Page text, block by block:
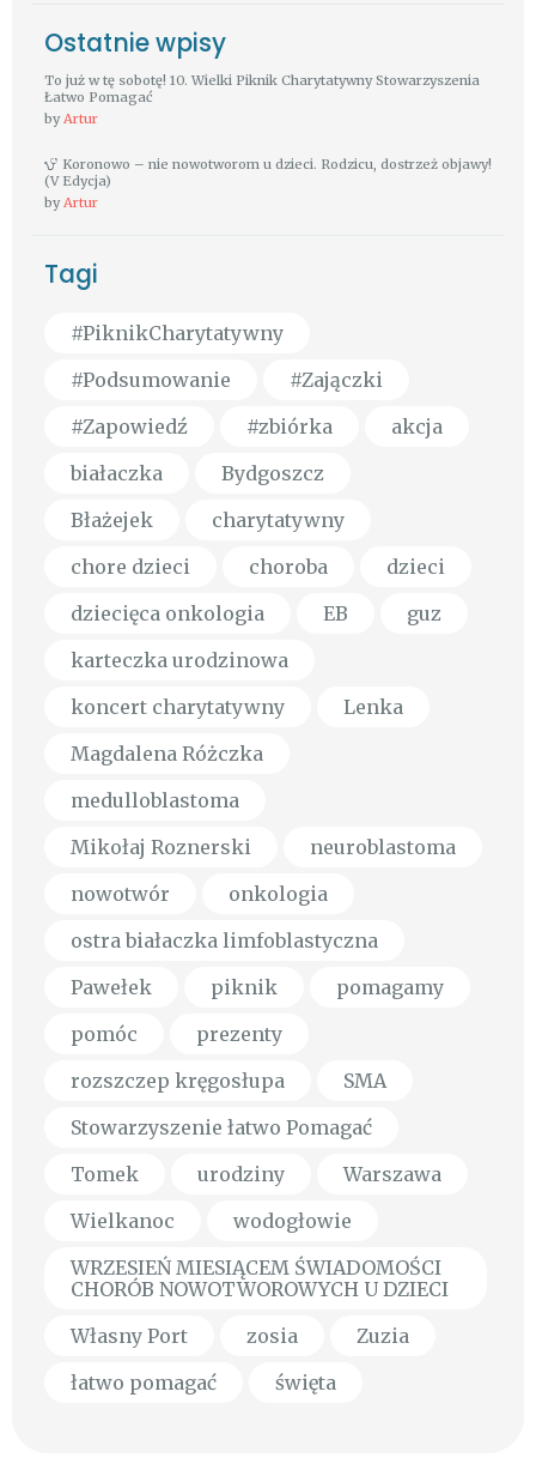
Ostatnie wpisy
To już w tę sobotę! 10. Wielki Piknik Charytatywny Stowarzyszenia
Łatwo Pomagać
by Artur
Koronowo – nie nowotworom u dzieci. Rodzicu, dostrzeż objawy!
(V Edycja)
by Artur
Tagi
#PiknikCharytatywny
#Podsumowanie
#Zajączki
#Zapowiedź
#zbiórka
akcja
białaczka
Bydgoszcz
Błażejek
charytatywny
chore dzieci
choroba
dzieci
dziecięca onkologia
EB
guz
karteczka urodzinowa
koncert charytatywny
Lenka
Magdalena Różczka
medulloblastoma
Mikołaj Roznerski
neuroblastoma
nowotwór
onkologia
ostra białaczka limfoblastyczna
Pawełek
piknik
pomagamy
pomóc
prezenty
rozszczep kręgosłupa
SMA
Stowarzyszenie łatwo Pomagać
Tomek
urodziny
Warszawa
Wielkanoc
wodogłowie
WRZESIEŃ MIESIĄCEM ŚWIADOMOŚCI
CHORÓB NOWOTWOROWYCH U DZIECI
Własny Port
zosia
Zuzia
łatwo pomagać
święta